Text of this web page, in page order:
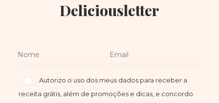
Deliciousletter
Autorizo o uso dos meus dados para receber a
receita grátis, além de promoções e dicas, e concordo